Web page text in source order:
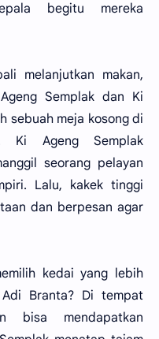
begitu mereka
melanjutkan makan,
Semplak dan Ki
sebuah meja kosong di
Ki Ageng Semplak
seorang pelayan
Lalu, kakek tinggi
dan berpesan agar
kedai yang lebih
Branta? Di tempat
bisa mendapatkan